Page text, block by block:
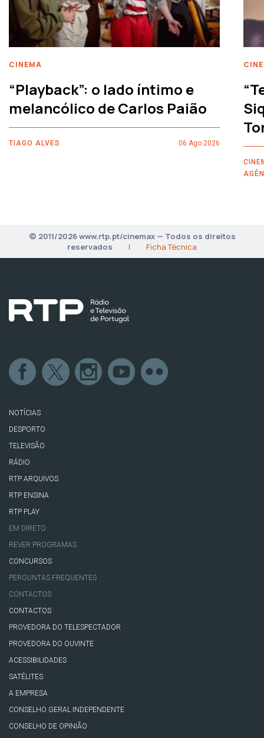
CINEMA
“Playback”: o lado íntimo e
melancólico de Carlos Paião
TIAGO ALVES 06 Ago 2026
© 2011/2026 www.rtp.pt/cinemax — Todos os direitos
reservados
| Ficha Técnica
NOTÍCIAS
DESPORTO
TELEVISÃO
RÁDIO
RTP ARQUIVOS
RTP ENSINA
RTP PLAY
EM DIRETO
REVER PROGRAMAS
CONCURSOS
PERGUNTAS FREQUENTES
CONTACTOS
CONTACTOS
PROVEDORA DO TELESPECTADOR
PROVEDORA DO OUVINTE
ACESSIBILIDADES
SATÉLITES
A EMPRESA
CONSELHO GERAL INDEPENDENTE
CONSELHO DE OPINIÃO